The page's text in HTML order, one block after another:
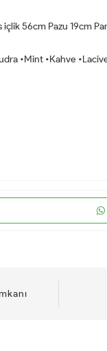
56cm Pazu 19cm
•Mint •Kahve